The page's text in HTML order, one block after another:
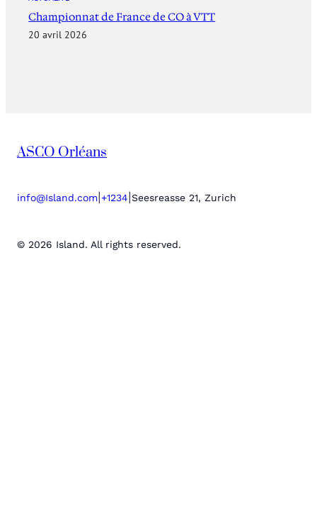
Championnat de France de CO à VTT
20 avril 2026
ASCO Orléans
info@Island.com +1234 Seesreasse 21, Zurich
© 2026 Island. All rights reserved.